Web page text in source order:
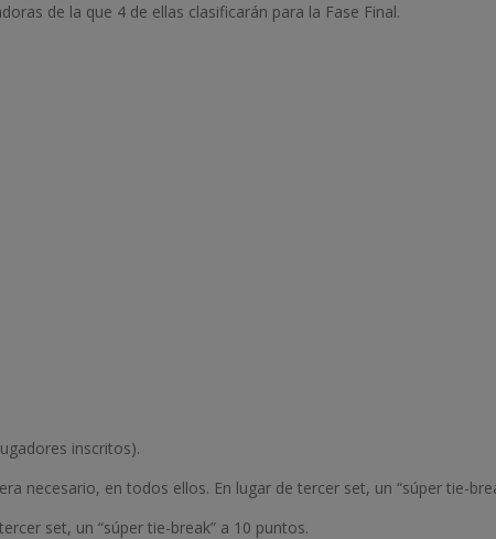
de la que 4 de ellas clasificarán para la Fase Final.
inscritos).
necesario, en todos ellos. En lugar de tercer set, un “súper tie-
set, un “súper tie-break” a 10 puntos.